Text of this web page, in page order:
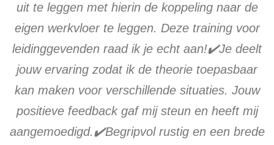
uit te leggen met hierin de koppeling naar de
eigen werkvloer te leggen. Deze training voor
leidinggevenden raad ik je echt aan!✔️Je deelt
jouw ervaring zodat ik de theorie toepasbaar
kan maken voor verschillende situaties. Jouw
positieve feedback gaf mij steun en heeft mij
aangemoedigd.✔️Begripvol rustig en een brede